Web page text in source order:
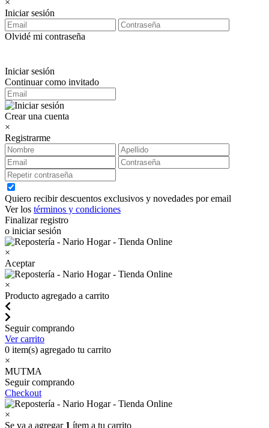
×
Iniciar sesión
Olvidé mi contraseña
Iniciar sesión
Continuar como invitado
Crear una cuenta
×
Registrarme
Quiero recibir descuentos exclusivos y novedades por email
Ver los términos y condiciones
Finalizar registro
o iniciar sesión
×
Aceptar
×
Producto agregado a carrito
Seguir comprando
Ver carrito
0 item(s) agregado tu carrito
×
MUTMA
Seguir comprando
Checkout
×
Se va a agregar 1 ítem a tu carrito